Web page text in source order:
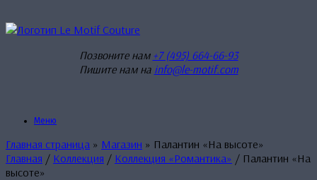
к
Позвоните нам +7 (495) 664-66-93
Пишите нам на info@le-motif.com
Меню
Главная страница » Магазин » Палантин «На высоте»
Главная / Коллекция / Коллекция «Романтика» / Палантин «На
высоте»